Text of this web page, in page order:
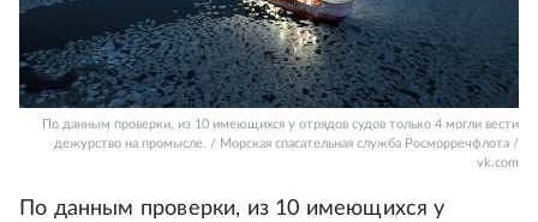
По данным проверки, из 10 имеющихся у отрядов судов только 4 могли вести
дежурство на промысле. / Морская спасательная служба Росморречфлота /
vk.com
По данным проверки, из 10 имеющихся у